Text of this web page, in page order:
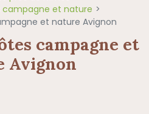
et nature
et nature Avignon
campagne et
Avignon